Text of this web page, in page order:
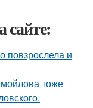
сайте:
повзрослела и
тоже